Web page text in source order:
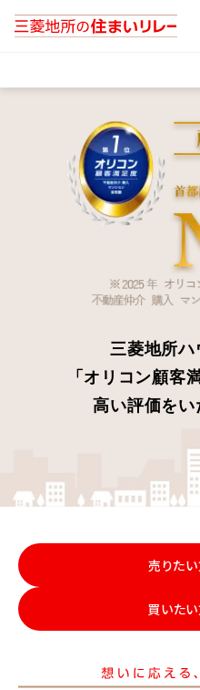
三菱地所ハ
「オリコン顧客
高い評価をい
売りた
買いた